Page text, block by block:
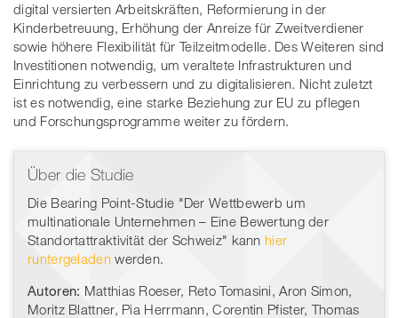
digital versierten Arbeitskräften, Reformierung in der
Kinderbetreuung, Erhöhung der Anreize für Zweitverdiener
sowie höhere Flexibilität für Teilzeitmodelle. Des Weiteren sind
Investitionen notwendig, um veraltete Infrastrukturen und
Einrichtung zu verbessern und zu digitalisieren. Nicht zuletzt
ist es notwendig, eine starke Beziehung zur EU zu pflegen
und Forschungsprogramme weiter zu fördern.
Über die Studie
Die Bearing Point-Studie "Der Wettbewerb um
multinationale Unternehmen – Eine Bewertung der
Standortattraktivität der Schweiz" kannhier
runtergeladenwerden.
Autoren: Matthias Roeser, Reto Tomasini, Aron Simon,
Moritz Blattner, Pia Herrmann, Corentin Pfister, Thomas